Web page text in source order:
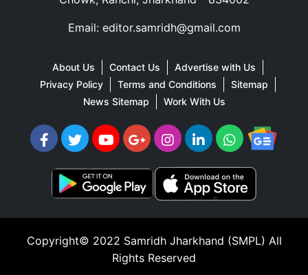
Email: editor.samridh@gmail.com
About Us Contact Us
Advertise with Us
Privacy Policy
Terms and Conditions
Sitemap
News Sitemap
Work With Us
Copyright© 2022 Samridh Jharkhand (SMPL) All
Rights Reserved